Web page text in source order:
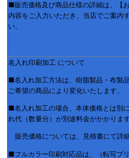
■販売価格及び商品仕様の詳細は、【
内容をご入力いただき、当店でご案内
い。
名入れ印刷加工 について
■名入れ加工方法は、樹脂製品・布製
ご希望の商品により変化いたします。
■名入れ加工の場合、本体価格とは別
れ代（数量分）が別途料金がかかります
販売価格については、見積書にて詳
■フルカラー印刷対応品は、（転写プ